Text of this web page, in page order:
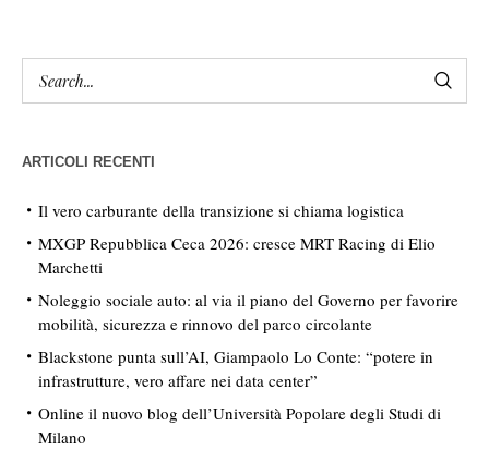
ARTICOLI RECENTI
Il vero carburante della transizione si chiama logistica
MXGP Repubblica Ceca 2026: cresce MRT Racing di Elio
Marchetti
Noleggio sociale auto: al via il piano del Governo per favorire
mobilità, sicurezza e rinnovo del parco circolante
Blackstone punta sull’AI, Giampaolo Lo Conte: “potere in
infrastrutture, vero affare nei data center”
Online il nuovo blog dell’Università Popolare degli Studi di
Milano